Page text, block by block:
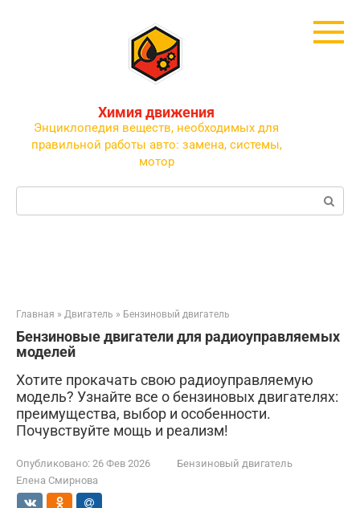
Химия движения
Энциклопедия веществ, необходимых для
правильной работы авто: замена, системы,
мотор
Поиск:
Главная » Двигатель » Бензиновый двигатель
Бензиновые двигатели для радиоуправляемых
моделей
Хотите прокачать свою радиоуправляемую
модель? Узнайте все о бензиновых двигателях:
преимущества, выбор и особенности.
Почувствуйте мощь и реализм!
Опубликовано: 26 Фев 2026
Бензиновый двигатель
Елена Смирнова